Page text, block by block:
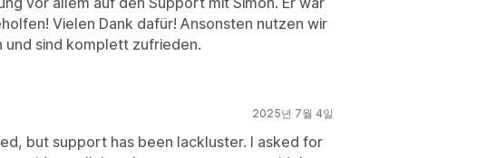
Vielen Dank dafür! Ansonsten nutzen wir
sind komplett zufrieden.
2025년 7월 4일
but support has been lackluster. I asked for